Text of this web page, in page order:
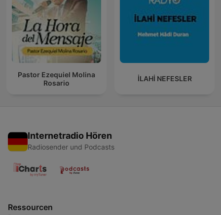
Pastor Ezequiel Molina
Rosario
İLAHİ NEFESLER
Internetradio Hören
Radiosender und Podcasts
Ressourcen